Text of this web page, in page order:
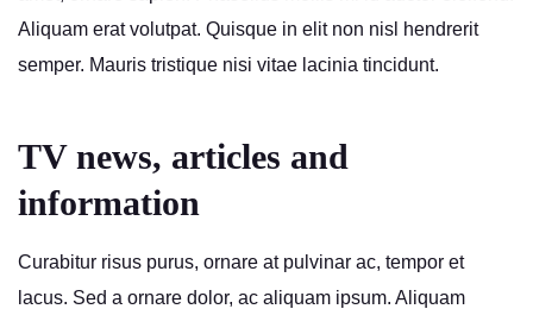
Aliquam erat volutpat. Quisque in elit non nisl hendrerit
semper. Mauris tristique nisi vitae lacinia tincidunt.
TV news, articles and
information
Curabitur risus purus, ornare at pulvinar ac, tempor et
lacus. Sed a ornare dolor, ac aliquam ipsum. Aliquam